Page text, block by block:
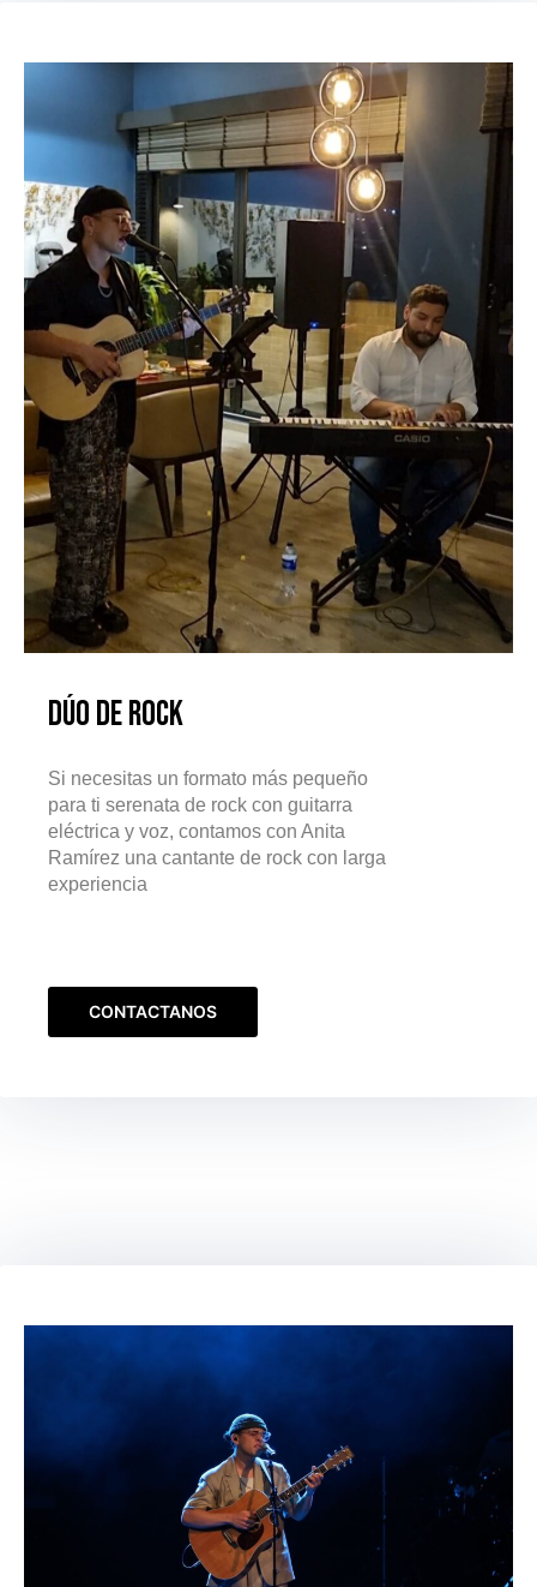
Dúo de Rock
Si necesitas un formato más pequeño
para ti serenata de rock con guitarra
eléctrica y voz, contamos con Anita
Ramírez una cantante de rock con larga
experiencia
CONTACTANOS